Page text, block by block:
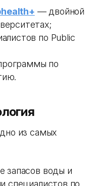
— двойной
по Public
по
из самых
запасов воды и
специалистов по